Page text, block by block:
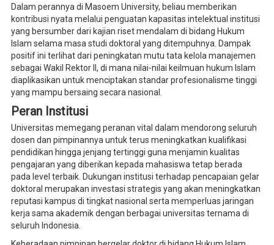
Dalam perannya di Masoem University, beliau memberikan
kontribusi nyata melalui penguatan kapasitas intelektual institusi
yang bersumber dari kajian riset mendalam di bidang Hukum
Islam selama masa studi doktoral yang ditempuhnya. Dampak
positif ini terlihat dari peningkatan mutu tata kelola manajemen
sebagai Wakil Rektor II, di mana nilai-nilai keilmuan hukum Islam
diaplikasikan untuk menciptakan standar profesionalisme tinggi
yang mampu bersaing secara nasional.
Peran Institusi
Universitas memegang peranan vital dalam mendorong seluruh
dosen dan pimpinannya untuk terus meningkatkan kualifikasi
pendidikan hingga jenjang tertinggi guna menjamin kualitas
pengajaran yang diberikan kepada mahasiswa tetap berada
pada level terbaik. Dukungan institusi terhadap pencapaian gelar
doktoral merupakan investasi strategis yang akan meningkatkan
reputasi kampus di tingkat nasional serta memperluas jaringan
kerja sama akademik dengan berbagai universitas ternama di
seluruh Indonesia.